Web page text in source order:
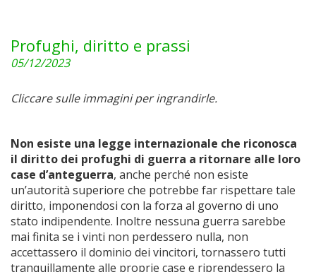
Profughi, diritto e prassi
05/12/2023
Cliccare sulle immagini per ingrandirle.
Non esiste una legge internazionale che riconosca
il diritto dei profughi di guerra a ritornare alle loro
case d’anteguerra, anche perché non esiste
un’autorità superiore che potrebbe far rispettare tale
diritto, imponendosi con la forza al governo di uno
stato indipendente. Inoltre nessuna guerra sarebbe
mai finita se i vinti non perdessero nulla, non
accettassero il dominio dei vincitori, tornassero tutti
tranquillamente alle proprie case e riprendessero la